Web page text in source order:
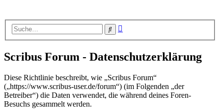
Suche
Scribus Forum - Datenschutzerklärung
Diese Richtlinie beschreibt, wie „Scribus Forum“
(„https://www.scribus-user.de/forum“) (im Folgenden „der
Betreiber“) die Daten verwendet, die während deines Foren-
Besuchs gesammelt werden.